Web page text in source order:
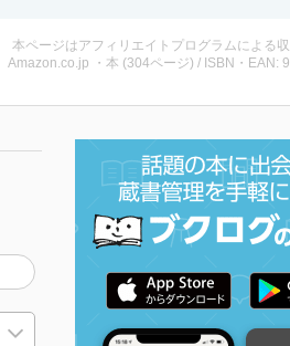
本ページはアフィリエイトプログラムによる
Amazon.co.jp ・本 (304ページ) / ISBN・EAN: